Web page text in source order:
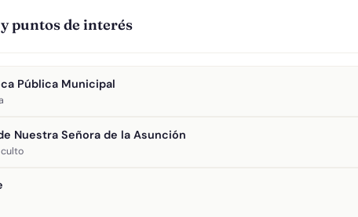
puntos de interés
Pública Municipal
Nuestra Señora de la Asunción